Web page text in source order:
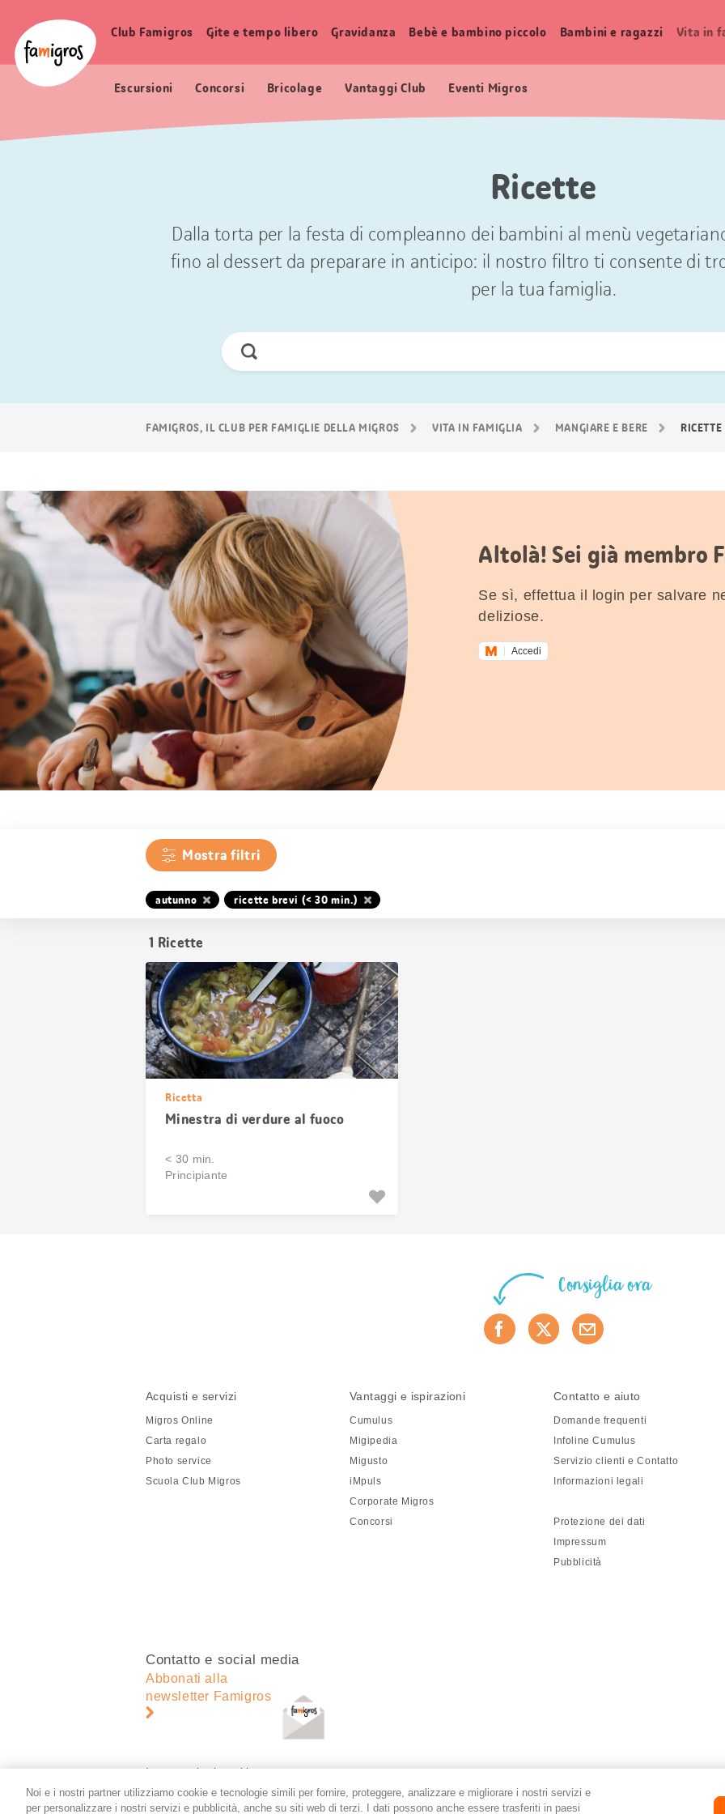
segnalibri
Logo
Navigazione
Club Famigros Gite e tempo libero Gravidanza Bebè e bambino piccolo Bambini e ragazzi Vita in
Escursioni Concorsi Bricolage Vantaggi Club Eventi Migros
Ricette
Dalla torta per la festa di compleanno dei bambini al menù
fino al dessert da preparare in anticipo: il nostro filtro ti consente di
per la tua famiglia.
Cerca
FAMIGROS, IL CLUB PER FAMIGLIE DELLA MIGROS VITA IN FAMIGLIA MANGIARE E BERE RICETTE
Altolà! Sei già membro
Se sì, effettua il login per salvare
deliziose.
Accedi
Mostra filtri
autunno ricette brevi (< 30 min.)
1 Ricette
Ricetta
Minestra di verdure al fuoco
< 30 min.
Principiante
Consiglia ora
Acquisti e servizi
Migros Online
Carta regalo
Photo service
Scuola Club Migros
Vantaggi e ispirazioni
Cumulus
Migipedia
Migusto
iMpuls
Corporate Migros
Concorsi
Contatto e aiuto
Domande frequenti
Infoline Cumulus
Servizio clienti e Contatto
Informazioni legali
Protezione dei dati
Impressum
Pubblicità
Contatto e social media
Abbonati alla
newsletter Famigros
Impostazioni cookie
Noi e i nostri partner utilizziamo cookie e tecnologie simili per fornire, proteggere, analizzare e migliorare i nostri servizi e
per personalizzare i nostri servizi e pubblicità, anche su siti web di terzi. I dati possono anche essere trasferiti in paesi